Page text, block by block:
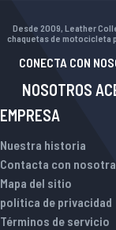
Desde 2009, Leather
chaquetas de motocicleta
CONECTA CON
NOSOTROS
EMPRESA
Nuestra historia
Contacta con
Mapa del sitio
política de privacidad
Términos de servicio